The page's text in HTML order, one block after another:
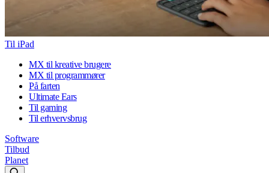
Til iPad
MX til kreative brugere
MX til programmører
På farten
Ultimate Ears
Til gaming
Til erhvervsbrug
Software
Tilbud
Planet